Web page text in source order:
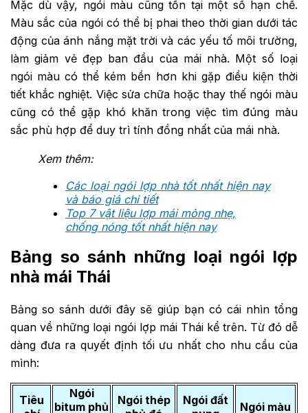
Mặc dù vậy, ngói màu cũng tồn tại một số hạn chế.
Màu sắc của ngói có thể bị phai theo thời gian dưới tác
động của ánh nắng mặt trời và các yếu tố môi trường,
làm giảm vẻ đẹp ban đầu của mái nhà. Một số loại
ngói màu có thể kém bền hơn khi gặp điều kiện thời
tiết khắc nghiệt. Việc sửa chữa hoặc thay thế ngói màu
cũng có thể gặp khó khăn trong việc tìm đúng màu
sắc phù hợp để duy trì tính đồng nhất của mái nhà.
Xem thêm:
Các loại ngói lợp nhà tốt nhất hiện nay
và báo giá chi tiết
Top 7 vật liệu lợp mái mỏng nhẹ,
chống nóng tốt nhất hiện nay
Bảng so sánh những loại ngói lợp
nhà mái Thái
Bảng so sánh dưới đây sẽ giúp bạn có cái nhìn tổng
quan về những loại ngói lợp mái Thái kể trên. Từ đó dễ
dàng đưa ra quyết định tối ưu nhất cho nhu cầu của
mình:
Tiêu
Ngói
bitum phủ
Ngói thép
Ngói đất
Ngói màu